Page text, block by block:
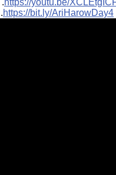
https://youtu.be/
.
https://bit.ly/
.